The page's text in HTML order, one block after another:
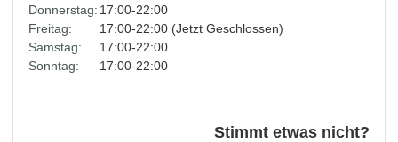
Donnerstag: 17:00-22:00
Freitag:
17:00-22:00 (Jetzt Geschlossen)
Samstag:
17:00-22:00
Sonntag:
17:00-22:00
Stimmt etwas nicht?